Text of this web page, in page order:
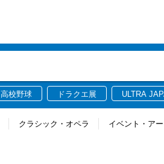
高校野球 ドラクエ展
ULTRA
クラシック・オペラ イベント・アー